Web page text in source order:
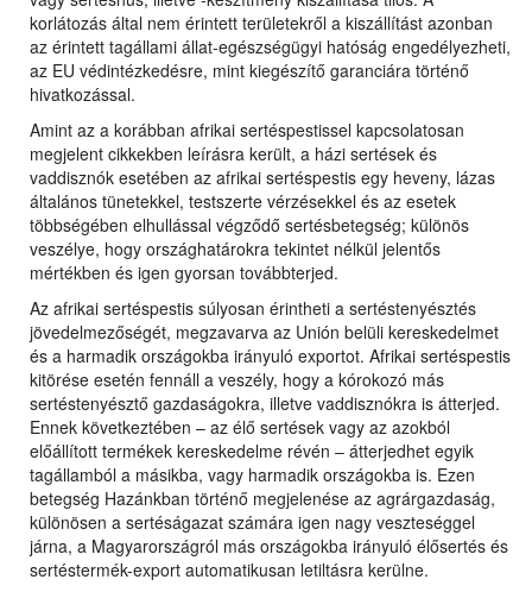
korlátozás által nem érintett területekről a kiszállítást azonban
az érintett tagállami állat-egészségügyi hatóság engedélyezheti,
az EU védintézkedésre, mint kiegészítő garanciára történő
hivatkozással.
Amint az a korábban afrikai sertéspestissel kapcsolatosan
megjelent cikkekben leírásra került, a házi sertések és
vaddisznók esetében az afrikai sertéspestis egy heveny, lázas
általános tünetekkel, testszerte vérzésekkel és az esetek
többségében elhullással végződő sertésbetegség; különös
veszélye, hogy országhatárokra tekintet nélkül jelentős
mértékben és igen gyorsan továbbterjed.
Az afrikai sertéspestis súlyosan érintheti a sertéstenyésztés
jövedelmezőségét, megzavarva az Unión belüli kereskedelmet
és a harmadik országokba irányuló exportot. Afrikai sertéspestis
kitörése esetén fennáll a veszély, hogy a kórokozó más
sertéstenyésztő gazdaságokra, illetve vaddisznókra is átterjed.
Ennek következtében – az élő sertések vagy az azokból
előállított termékek kereskedelme révén – átterjedhet egyik
tagállamból a másikba, vagy harmadik országokba is. Ezen
betegség Hazánkban történő megjelenése az agrárgazdaság,
különösen a sertéságazat számára igen nagy veszteséggel
járna, a Magyarországról más országokba irányuló élősertés és
sertéstermék-export automatikusan letiltásra kerülne.